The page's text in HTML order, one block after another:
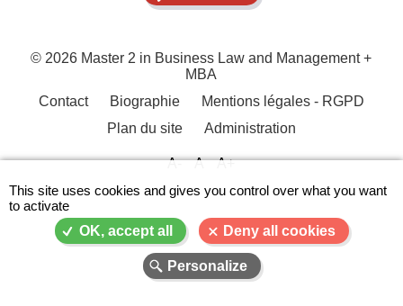
© 2026 Master 2 in Business Law and Management +
MBA
de
page
Contact Biographie
Mentions légales - RGPD
Plan du site
Administration
A- A
A+
This site uses cookies and gives you control over what you want
to activate
OK, accept all
Deny all cookies
Personalize